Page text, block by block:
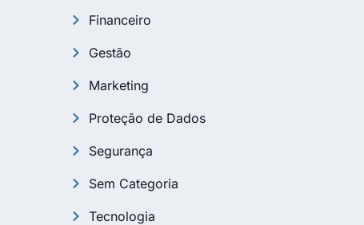
Financeiro
Gestão
Marketing
Proteção de Dados
Segurança
Sem Categoria
Tecnologia